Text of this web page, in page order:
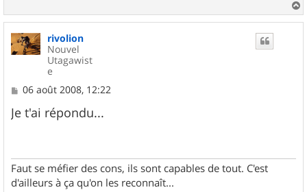
a
u
rivolion
Nouvel
Utagawist
e
M
s
s
06 août 2008, 12:22
Je t'ai répondu...
Faut se méfier des cons, ils sont capables de tout. C'est
d'ailleurs à ça qu'on les reconnaît...